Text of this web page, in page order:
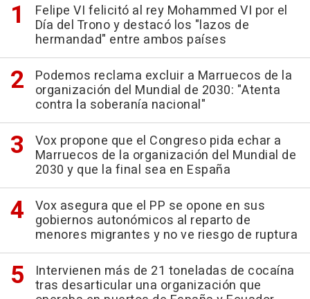
Felipe VI felicitó al rey Mohammed VI por el
Día del Trono y destacó los "lazos de
hermandad" entre ambos países
Podemos reclama excluir a Marruecos de la
organización del Mundial de 2030: "Atenta
contra la soberanía nacional"
Vox propone que el Congreso pida echar a
Marruecos de la organización del Mundial de
2030 y que la final sea en España
Vox asegura que el PP se opone en sus
gobiernos autonómicos al reparto de
menores migrantes y no ve riesgo de ruptura
Intervienen más de 21 toneladas de cocaína
tras desarticular una organización que